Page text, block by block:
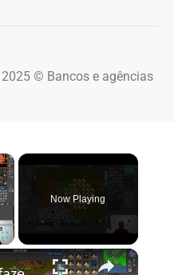
© Bancos e agências
×
Fullscreen
Now Playing
×